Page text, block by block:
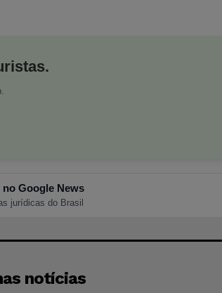
Google News
jurídicas do Brasil
notícias